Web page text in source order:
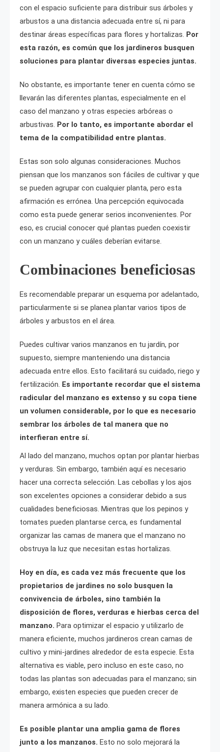
con el espacio suficiente para distribuir sus árboles y
arbustos a una distancia adecuada entre sí, ni para
destinar áreas específicas para flores y hortalizas. Por
esta razón, es común que los jardineros busquen
soluciones para plantar diversas especies juntas.
No obstante, es importante tener en cuenta cómo se
llevarán las diferentes plantas, especialmente en el
caso del manzano y otras especies arbóreas o
arbustivas. Por lo tanto, es importante abordar el
tema de la compatibilidad entre plantas.
Estas son solo algunas consideraciones. Muchos
piensan que los manzanos son fáciles de cultivar y que
se pueden agrupar con cualquier planta, pero esta
afirmación es errónea. Una percepción equivocada
como esta puede generar serios inconvenientes. Por
eso, es crucial conocer qué plantas pueden coexistir
con un manzano y cuáles deberían evitarse.
Combinaciones beneficiosas
Es recomendable preparar un esquema por adelantado,
particularmente si se planea plantar varios tipos de
árboles y arbustos en el área.
Puedes cultivar varios manzanos en tu jardín, por
supuesto, siempre manteniendo una distancia
adecuada entre ellos. Esto facilitará su cuidado, riego y
fertilización. Es importante recordar que el sistema
radicular del manzano es extenso y su copa tiene
un volumen considerable, por lo que es necesario
sembrar los árboles de tal manera que no
interfieran entre sí.
Al lado del manzano, muchos optan por plantar hierbas
y verduras. Sin embargo, también aquí es necesario
hacer una correcta selección. Las cebollas y los ajos
son excelentes opciones a considerar debido a sus
cualidades beneficiosas. Mientras que los pepinos y
tomates pueden plantarse cerca, es fundamental
organizar las camas de manera que el manzano no
obstruya la luz que necesitan estas hortalizas.
Hoy en día, es cada vez más frecuente que los
propietarios de jardines no solo busquen la
convivencia de árboles, sino también la
disposición de flores, verduras e hierbas cerca del
manzano. Para optimizar el espacio y utilizarlo de
manera eficiente, muchos jardineros crean camas de
cultivo y mini-jardines alrededor de esta especie. Esta
alternativa es viable, pero incluso en este caso, no
todas las plantas son adecuadas para el manzano; sin
embargo, existen especies que pueden crecer de
manera armónica a su lado.
Es posible plantar una amplia gama de flores
junto a los manzanos. Esto no solo mejorará la